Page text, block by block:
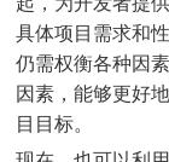
具体项目需求和
仍需权衡各种因
因素，能够更好
目目标。